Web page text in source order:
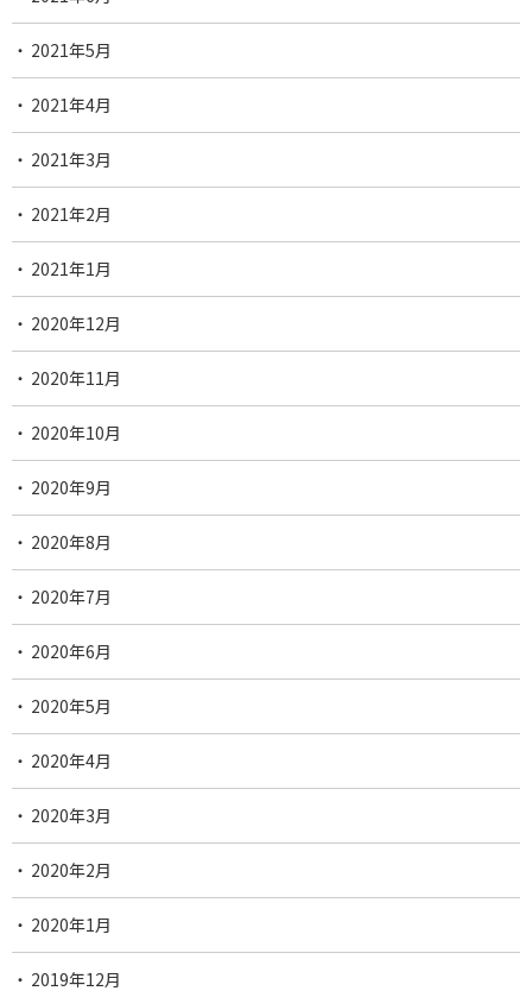
2021年5月
2021年4月
2021年3月
2021年2月
2021年1月
2020年12月
2020年11月
2020年10月
2020年9月
2020年8月
2020年7月
2020年6月
2020年5月
2020年4月
2020年3月
2020年2月
2020年1月
2019年12月